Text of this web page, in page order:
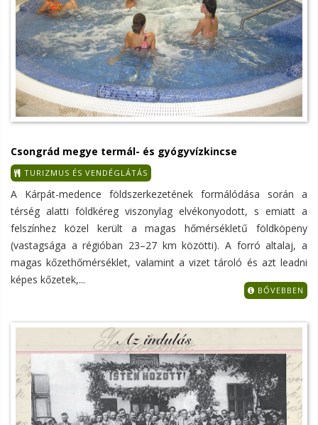
Csongrád megye termál- és gyógyvízkincse
TURIZMUS ÉS VENDÉGLÁTÁS
A Kárpát-medence földszerkezetének formálódása során a
térség alatti földkéreg viszonylag elvékonyodott, s emiatt a
felszínhez közel került a magas hőmérsékletű földköpeny
(vastagsága a régióban 23–27 km közötti). A forró altalaj, a
magas kőzethőmérséklet, valamint a vizet tároló és azt leadni
képes kőzetek,...
BŐVEBBEN